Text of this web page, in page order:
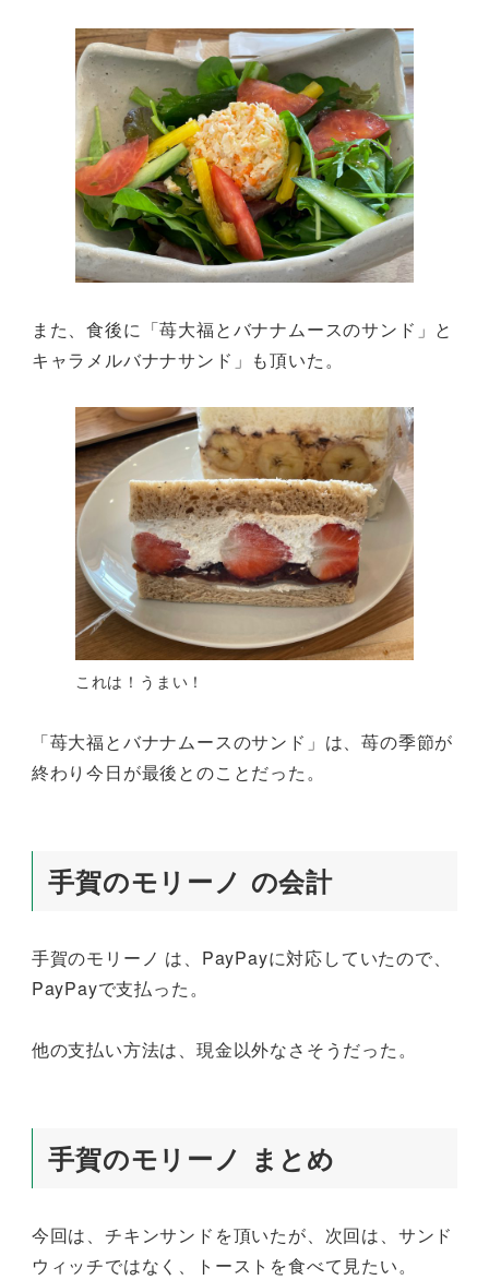
また、食後に「苺大福とバナナムースのサンド」と
キャラメルバナナサンド」も頂いた。
これは！うまい！
「苺大福とバナナムースのサンド」は、苺の季節が
終わり今日が最後とのことだった。
手賀のモリーノ の会計
手賀のモリーノ は、PayPayに対応していたので、
PayPayで支払った。
他の支払い方法は、現金以外なさそうだった。
手賀のモリーノ まとめ
今回は、チキンサンドを頂いたが、次回は、サンド
ウィッチではなく、トーストを食べて見たい。